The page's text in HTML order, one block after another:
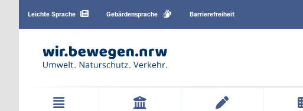
Sprachen
Leichte Sprache Gebärdensprache Barrierefreiheit
Hauptmenü